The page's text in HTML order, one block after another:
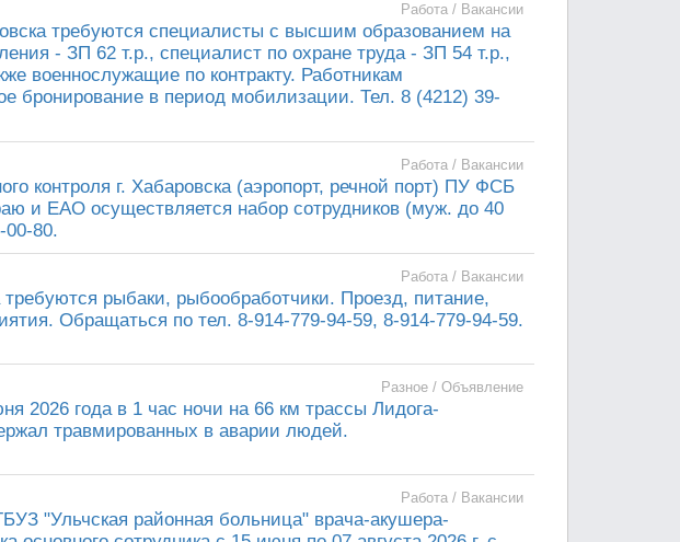
Работа / Вакансии
требуются специалисты с высшим образованием на
- ЗП 62 т.р., специалист по охране труда - ЗП 54 т.р.,
военнослужащие по контракту. Работникам
бронирование в период мобилизации. Тел. 8 (4212) 39-
Работа / Вакансии
контроля г. Хабаровска (аэропорт, речной порт) ПУ ФСБ
и ЕАО осуществляется набор сотрудников (муж. до 40
00-80.
Работа / Вакансии
рыбаки, рыбообработчики. Проезд, питание,
Обращаться по тел. 8-914-779-94-59, 8-914-779-94-59.
Разное / Объявление
2026 года в 1 час ночи на 66 км трассы Лидога-
травмированных в аварии людей.
Работа / Вакансии
"Ульчская районная больница" врача-акушера-